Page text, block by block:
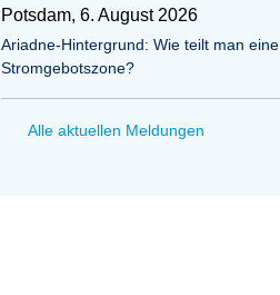
Potsdam, 6. August 2026
Ariadne-Hintergrund: Wie teilt man eine
Stromgebotszone?
Alle aktuellen Meldungen